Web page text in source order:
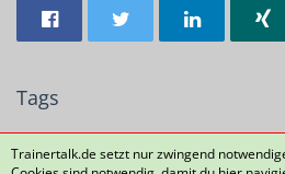
Tags
1 2 24 Frustabbau
Trainertalk.de setzt nur zwingend